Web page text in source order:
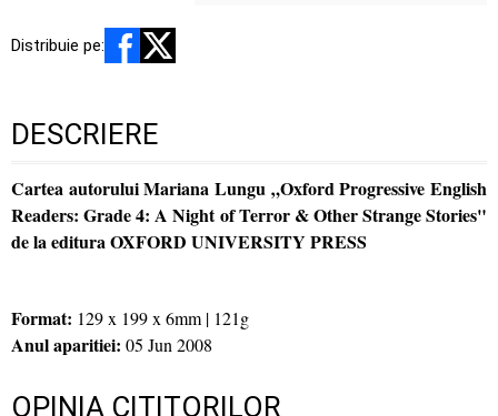
Distribuie pe:
DESCRIERE
Cartea autorului Mariana Lungu „Oxford Progressive English
Readers: Grade 4: A Night of Terror & Other Strange Stories"
de la editura OXFORD UNIVERSITY PRESS
Format: 129 x 199 x 6mm | 121g
Anul aparitiei: 05 Jun 2008
OPINIA CITITORILOR